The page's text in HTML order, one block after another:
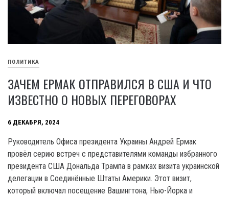
ПОЛИТИКА
ЗАЧЕМ ЕРМАК ОТПРАВИЛСЯ В США И ЧТО
ИЗВЕСТНО О НОВЫХ ПЕРЕГОВОРАХ
6 ДЕКАБРЯ, 2024
Руководитель Офиса президента Украины Андрей Ермак
провёл серию встреч с представителями команды избранного
президента США Дональда Трампа в рамках визита украинской
делегации в Соединённые Штаты Америки. Этот визит,
который включал посещение Вашингтона, Нью-Йорка и